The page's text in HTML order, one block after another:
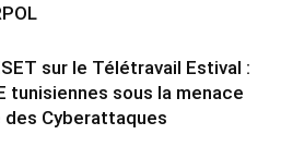
sur le Télétravail Estival :
tunisiennes sous la menace
des Cyberattaques